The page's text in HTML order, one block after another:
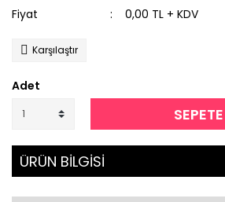
Fiyat
0,00 TL + KDV
Karşılaştır
Adet
ÜRÜN BİLGİSİ